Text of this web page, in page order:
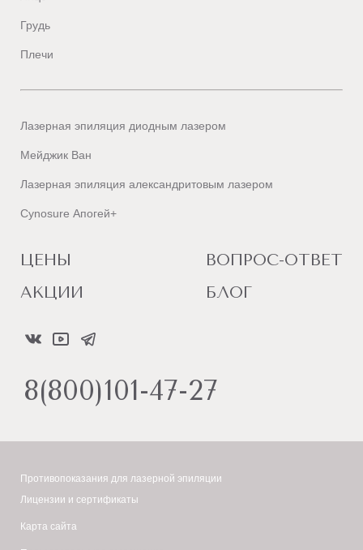
Грудь
Плечи
Лазерная эпиляция диодным лазером
Мейджик Ван
Лазерная эпиляция александритовым лазером
Cynosure Апогей+
ЦЕНЫ
АКЦИИ
ВОПРОС-ОТВЕТ
БЛОГ
8(800)101-47-27
Противопоказания для лазерной эпиляции
Лицензии и сертификаты
Карта сайта